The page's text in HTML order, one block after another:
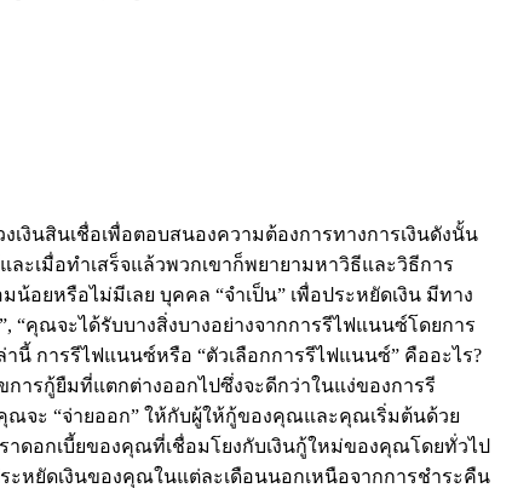
เงินสินเชื่อเพื่อตอบสนองความต้องการทางการเงินดังนั้น
ะเมื่อทำเสร็จแล้วพวกเขาก็พยายามหาวิธีและวิธีการ
อยหรือไม่มีเลย บุคคล “จำเป็น” เพื่อประหยัดเงิน มีทาง
คุณจะได้รับบางสิ่งบางอย่างจากการรีไฟแนนซ์โดยการ
การรีไฟแนนซ์หรือ “ตัวเลือกการรีไฟแนนซ์” คืออะไร?
ารกู้ยืมที่แตกต่างออกไปซึ่งจะดีกว่าในแง่ของการรี
ณจะ “จ่ายออก” ให้กับผู้ให้กู้ของคุณและคุณเริ่มต้นด้วย
าดอกเบี้ยของคุณที่เชื่อมโยงกับเงินกู้ใหม่ของคุณโดยทั่วไป
หยัดเงินของคุณในแต่ละเดือนนอกเหนือจากการชำระคืน